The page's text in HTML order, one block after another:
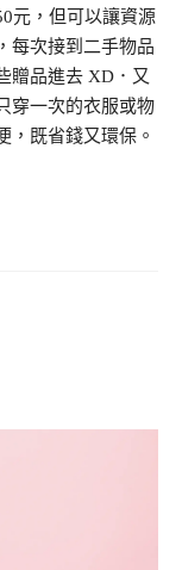
元，但可以讓資源
每次接到二手物品
贈品進去 XD．又
穿一次的衣服或物
，既省錢又環保。